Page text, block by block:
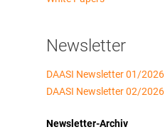
Newsletter
DAASI Newsletter 01/2026
DAASI Newsletter 02/2026
Newsletter-Archiv